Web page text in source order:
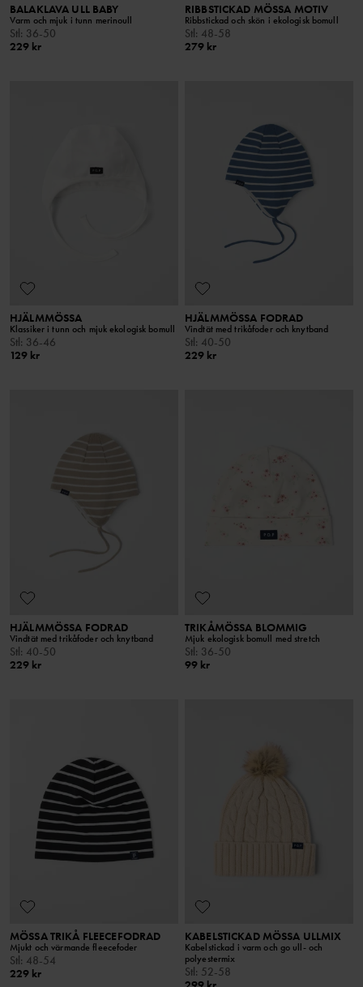
BALAKLAVA ULL BABY
Varm och mjuk i tunn merinoull
Stl: 36-50
229 kr
RIBBSTICKAD MÖSSA MOTIV
Ribbstickad och skön i ekologisk bomull
Stl: 48-58
279 kr
HJÄLMMÖSSA
Klassiker i tunn och mjuk ekologisk bomull
Stl : 36-46
129 kr
HJÄLMMÖSSA FODRAD
Vindtät med trikåfoder och knytband
Stl : 40-50
229 kr
HJÄLMMÖSSA FODRAD
Vindtät med trikåfoder och knytband
Stl: 40-50
229 kr
TRIKÅMÖSSA BLOMMIG
Mjuk ekologisk bomull med stretch
Stl: 36-50
99 kr
MÖSSA TRIKÅ FLEECEFODRAD
Mjukt och värmande fleecefoder
Stl: 48-54
229 kr
KABELSTICKAD MÖSSA ULLMIX
Kabelstickad i varm och go ull- och
polyestermix
Stl: 52-58